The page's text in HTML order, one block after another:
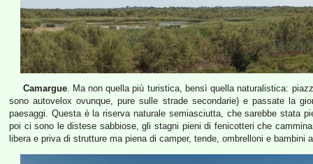
Camargue. Ma non quella più turistica, bensì quella naturalistica:
sono autovelox ovunque, pure sulle strade secondarie) e passate la
paesaggi. Questa è la riserva naturale semiasciutta, che sarebbe stata
poi ci sono le distese sabbiose, gli stagni pieni di fenicotteri che
libera e priva di strutture ma piena di camper, tende, ombrelloni e bambini